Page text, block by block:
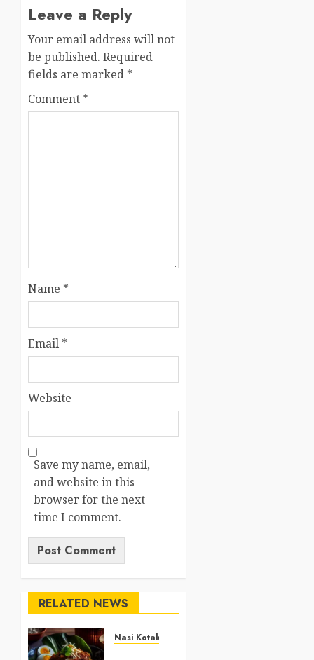
Leave a Reply
Your email address will not
be published. Required
fields are marked *
Comment *
Name *
Email *
Website
Save my name, email,
and website in this
browser for the next
time I comment.
RELATED NEWS
Nasi Kotak